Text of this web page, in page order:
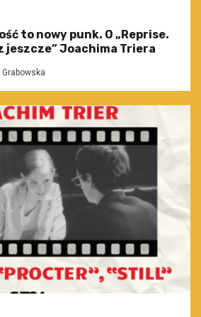
to nowy punk. O „Reprise.
jeszcze” Joachima Triera